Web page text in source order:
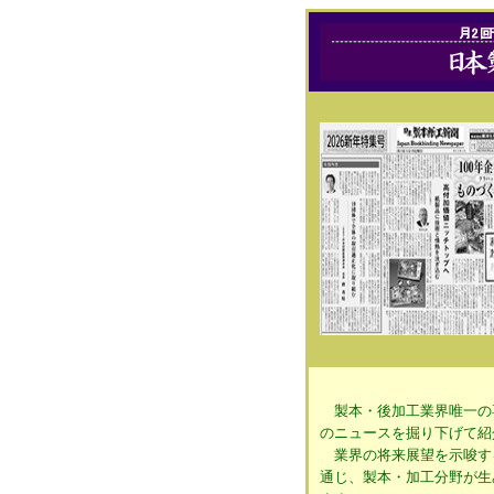
製本・後加工業界唯一
のニュースを掘り下げて
業界の将来展望を示唆
通じ、製本・加工分野が